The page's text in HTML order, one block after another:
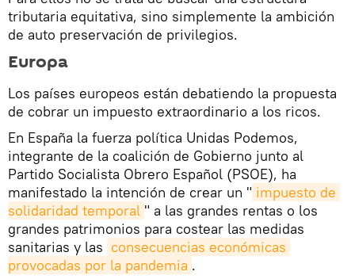
tributaria equitativa, sino simplemente la ambición
de auto preservación de privilegios.
Europa
Los países europeos están debatiendo la propuesta
de cobrar un impuesto extraordinario a los ricos.
En España la fuerza política Unidas Podemos,
integrante de la coalición de Gobierno junto al
Partido Socialista Obrero Español (PSOE), ha
manifestado la intención de crear un " impuesto de
solidaridad temporal " a las grandes rentas o los
grandes patrimonios para costear las medidas
sanitarias y las consecuencias económicas
provocadas por la pandemia .